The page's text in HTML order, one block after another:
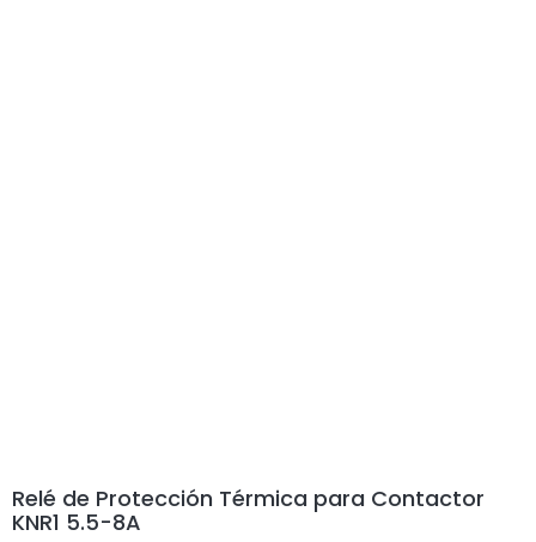
Relé de Protección Térmica para Contactor
KNR1 5.5-8A